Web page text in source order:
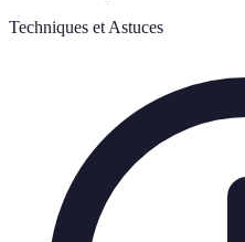
Techniques et Astuces